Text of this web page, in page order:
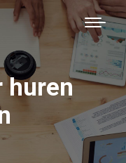
huren